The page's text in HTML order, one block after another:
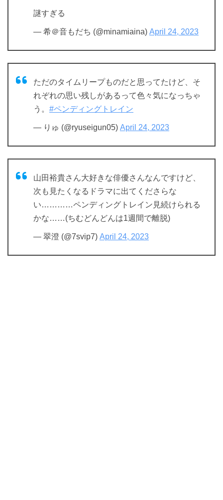
謎すぎる
— 希＠音もだち (@minamiaina) April 24, 2023
ただのタイムリープものだと思ってたけど、そ
れぞれの思い残しがあるって色々気になっちゃ
う。 #ペンディングトレイン
— りゅ (@ryuseigun05) April 24, 2023
山田裕貴さん大好きな俳優さんなんですけど、
次も見たくなるドラマに出てくださらな
い…………ペンディングトレイン見続けられる
かな……(ちむどんどんは1週間で離脱)
— 翠澄 (@7svip7) April 24, 2023